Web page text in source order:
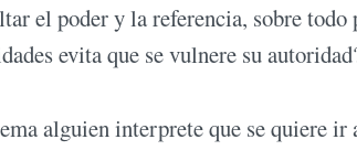
el poder y la referencia, sobre
evita que se vulnere su
alguien interprete que se quiere ir